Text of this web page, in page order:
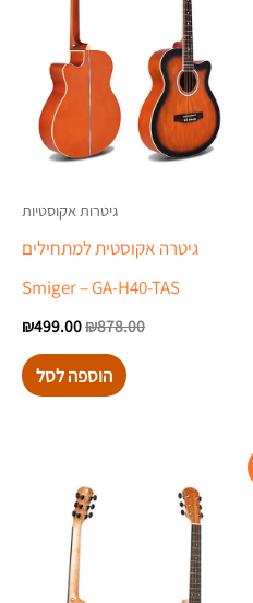
גיטרות אקוסטיות
גיטרה אקוסטית למתחילים
Smiger – GA-H40-TAS
₪878.00
₪499.00
הוספה לסל
המחיר
₪540.00.